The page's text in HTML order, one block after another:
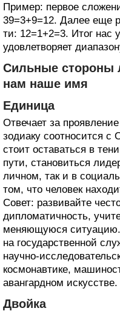
Пример: первое
39=3+9=12. Далее еще
ти: 12=1+2=3. Итог нас
удовлетворяет
Сильные стороны
нам наше имя
Единица
Отвечает за
зодиаку соотносится с
стоит оставаться в
пути, становиться
личном, так и в
том, что человек
Совет: развивайте
дипломатичность,
меняющуюся
на государственной
научно-
космонавтике,
авангардном искусстве.
Двойка